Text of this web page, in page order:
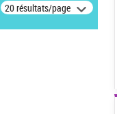
20 résultats/page